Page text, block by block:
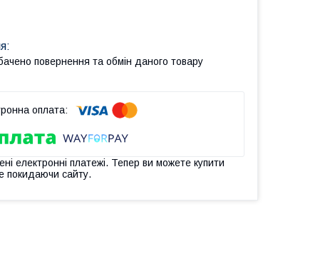
повернення та обмін даного товару
електронні платежі. Тепер ви можете купити
покидаючи сайту.